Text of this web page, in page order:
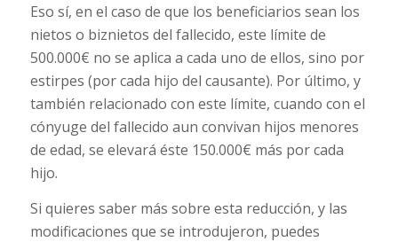
Eso sí, en el caso de que los beneficiarios sean los
nietos o biznietos del fallecido, este límite de
500.000€ no se aplica a cada uno de ellos, sino por
estirpes (por cada hijo del causante). Por último, y
también relacionado con este límite, cuando con el
cónyuge del fallecido aun convivan hijos menores
de edad, se elevará éste 150.000€ más por cada
hijo.
Si quieres saber más sobre esta reducción, y las
modificaciones que se introdujeron, puedes